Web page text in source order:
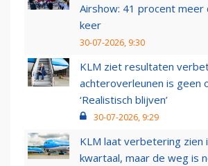
Airshow: 41 procent meer
keer
30-07-2026, 9:30
KLM ziet resultaten
achteroverleunen is geen
‘Realistisch blijven’
30-07-2026, 9:29
KLM laat verbetering zien
kwartaal, maar de weg is